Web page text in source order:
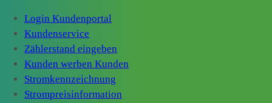
Login Kundenportal
Kundenservice
Zählerstand eingeben
Kunden werben Kunden
Stromkennzeichnung
Strompreisinformation